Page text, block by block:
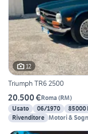
12
Triumph TR6 2500
20.500 €Roma (RM)
Usato
06/1970 85000
Rivenditore Motori &